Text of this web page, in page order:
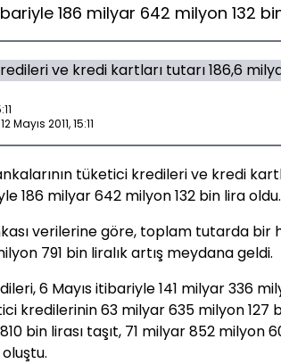
186 milyar 642 milyon 132
12 Mayıs 2011, 15:11
tüketici kredileri ve kredi
186 milyar 642 milyon 132 bin lira oldu.
verilerine göre, toplam tutarda bir
791 bin liralık artış meydana geldi.
6 Mayıs itibariyle 141 milyar 336
kredilerinin 63 milyar 635 milyon 127
bin lirası taşıt, 71 milyar 852 milyon